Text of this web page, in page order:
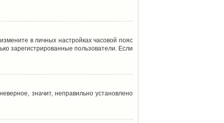
в личных настройках часовой пояс
зарегистрированные пользователи. Если
значит, неправильно установлено